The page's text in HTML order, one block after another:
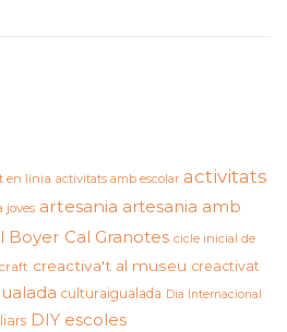
en línia activitats amb escolar activitats
joves artesania artesania amb
Boyer Cal Granotes cicle inicial de
craft creactiva't al museu creactivat
culturaigualada Dia Internacional
DIY escoles